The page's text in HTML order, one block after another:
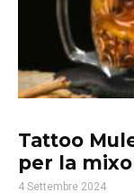
Tattoo
per la
4 Settembre 2024